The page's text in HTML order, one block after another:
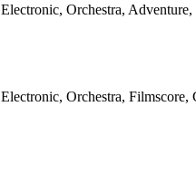
Electronic, Orchestra,
Electronic, Orchestra,